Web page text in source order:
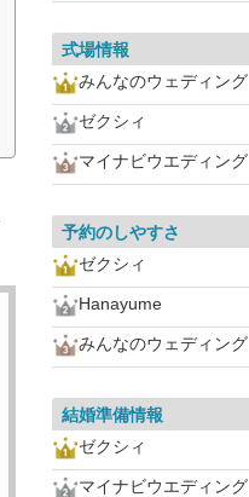
式場情報
みんなのウェディング
ゼクシィ
マイナビウエディング
予約のしやすさ
ゼクシィ
Hanayume
みんなのウェディング
結婚準備情報
ゼクシィ
マイナビウエディング